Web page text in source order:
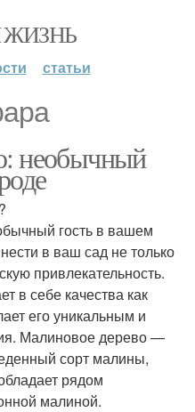
статьи
необычный
гость в вашем
в ваш сад не только
привлекательность.
в себе качества как
его уникальным и
Малиновое дерево —
сорт малины,
рядом
малиной.